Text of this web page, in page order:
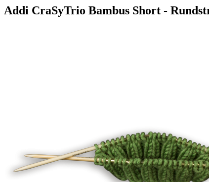
Addi CraSyTrio Bambus Short -